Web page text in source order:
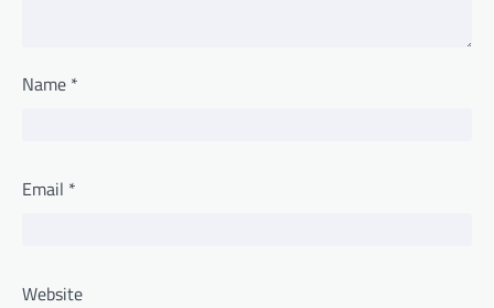
Name *
Email *
Website